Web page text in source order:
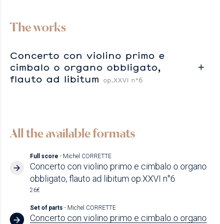
The works
Concerto con violino primo e
cimbalo o organo obbligato,
flauto ad libitum
op.XXVI n°6
All the available formats
Full score - Michel CORRETTE
Concerto con violino primo e cimbalo o organo
obbligato, flauto ad libitum op.XXVI n°6
26€
Set of parts - Michel CORRETTE
Concerto con violino primo e cimbalo o organo